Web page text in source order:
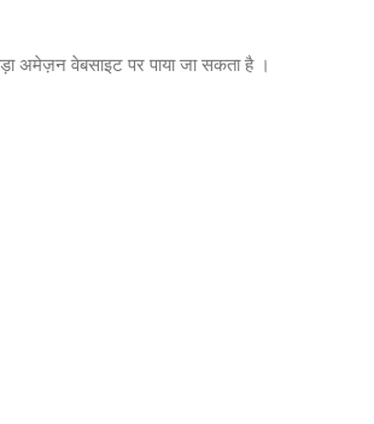
अमेज़न वेबसाइट पर पाया जा सकता है ।